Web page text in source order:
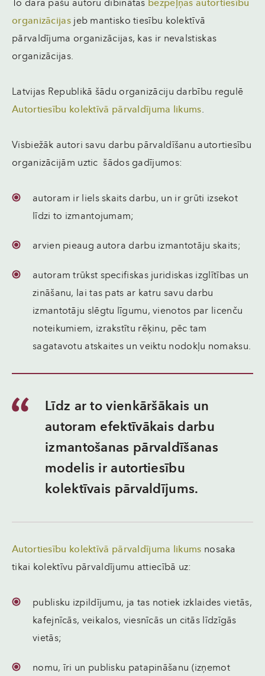
To dara pašu autoru dibinātas bezpeļņas autortiesību
organizācijas jeb mantisko tiesību kolektīvā
pārvaldījuma organizācijas, kas ir nevalstiskas
organizācijas.
Latvijas Republikā šādu organizāciju darbību regulē
Autortiesību kolektīvā pārvaldījuma likums.
Visbiežāk autori savu darbu pārvaldīšanu autortiesību
organizācijām uztic šādos gadījumos:
autoram ir liels skaits darbu, un ir grūti izsekot
līdzi to izmantojumam;
arvien pieaug autora darbu izmantotāju skaits;
autoram trūkst specifiskas juridiskas izglītības un
zināšanu, lai tas pats ar katru savu darbu
izmantotāju slēgtu līgumu, vienotos par licenču
noteikumiem, izrakstītu rēķinu, pēc tam
sagatavotu atskaites un veiktu nodokļu nomaksu.
Līdz ar to vienkāršākais un
autoram efektīvākais darbu
izmantošanas pārvaldīšanas
modelis ir autortiesību
kolektīvais pārvaldījums.
Autortiesību kolektīvā pārvaldījuma likums nosaka
tikai kolektīvu pārvaldījumu attiecībā uz:
publisku izpildījumu, ja tas notiek izklaides vietās,
kafejnīcās, veikalos, viesnīcās un citās līdzīgās
vietās;
nomu, īri un publisku patapināšanu (izņemot